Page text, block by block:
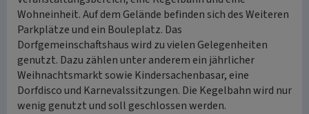
Wohneinheit. Auf dem Gelände befinden sich des Weiteren
Parkplätze und ein Bouleplatz. Das
Dorfgemeinschaftshaus wird zu vielen Gelegenheiten
genutzt. Dazu zählen unter anderem ein jährlicher
Weihnachtsmarkt sowie Kindersachenbasar, eine
Dorfdisco und Karnevalssitzungen. Die Kegelbahn wird nur
wenig genutzt und soll geschlossen werden.